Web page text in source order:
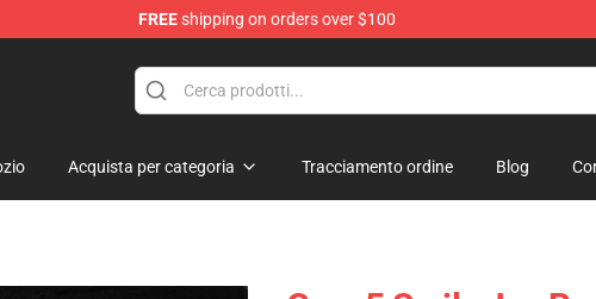
FREEshipping on orders over $100
Acquista per categoria Tracciamento ordine Blog